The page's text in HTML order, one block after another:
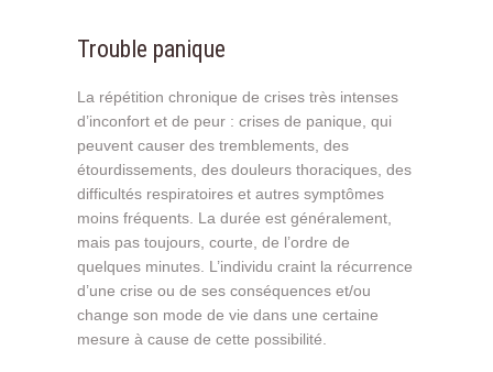
Trouble panique
La répétition chronique de crises très intenses
d’inconfort et de peur : crises de panique, qui
peuvent causer des tremblements, des
étourdissements, des douleurs thoraciques, des
difficultés respiratoires et autres symptômes
moins fréquents. La durée est généralement,
mais pas toujours, courte, de l’ordre de
quelques minutes. L’individu craint la récurrence
d’une crise ou de ses conséquences et/ou
change son mode de vie dans une certaine
mesure à cause de cette possibilité.